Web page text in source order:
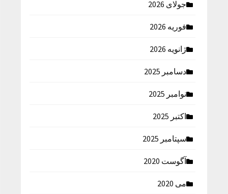
جولای 2026
فوریه 2026
ژانویه 2026
دسامبر 2025
نوامبر 2025
اکتبر 2025
سپتامبر 2025
آگوست 2020
می 2020